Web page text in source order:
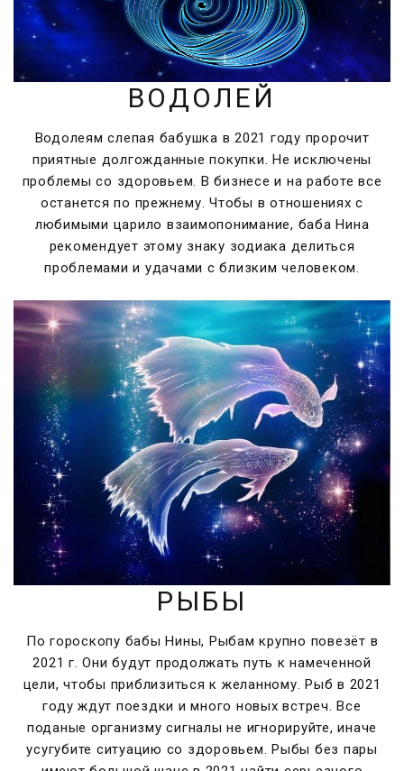
ВОДОЛЕЙ
Водолеям слепая бабушка в 2021 году пророчит
приятные долгожданные покупки. Не исключены
проблемы со здоровьем. В бизнесе и на работе все
останется по прежнему. Чтобы в отношениях с
любимыми царило взаимопонимание, баба Нина
рекомендует этому знаку зодиака делиться
проблемами и удачами с близким человеком.
РЫБЫ
По гороскопу бабы Нины, Рыбам крупно повезёт в
2021 г. Они будут продолжать путь к намеченной
цели, чтобы приблизиться к желанному. Рыб в 2021
году ждут поездки и много новых встреч. Все
поданые организму сигналы не игнорируйте, иначе
усугубите ситуацию со здоровьем. Рыбы без пары